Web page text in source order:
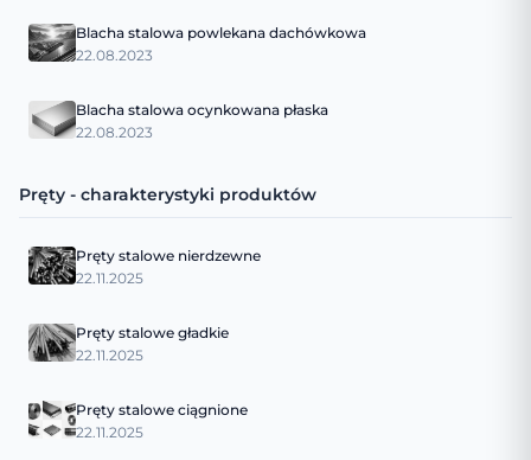
Blacha stalowa powlekana dachówkowa
22.08.2023
Blacha stalowa ocynkowana płaska
22.08.2023
Pręty - charakterystyki produktów
Pręty stalowe nierdzewne
22.11.2025
Pręty stalowe gładkie
22.11.2025
Pręty stalowe ciągnione
22.11.2025